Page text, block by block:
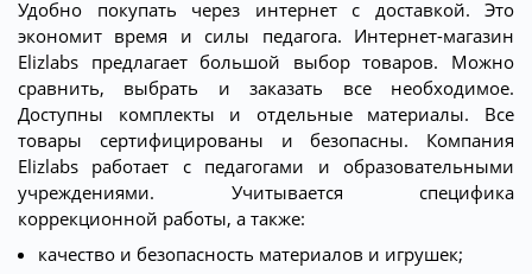
Удобно покупать через интернет с доставкой. Это
экономит время и силы педагога. Интернет-магазин
Elizlabs предлагает большой выбор товаров. Можно
сравнить, выбрать и заказать все необходимое.
Доступны комплекты и отдельные материалы. Все
товары сертифицированы и безопасны. Компания
Elizlabs работает с педагогами и образовательными
учреждениями. Учитывается специфика
коррекционной работы, а также:
качество и безопасность материалов и игрушек;